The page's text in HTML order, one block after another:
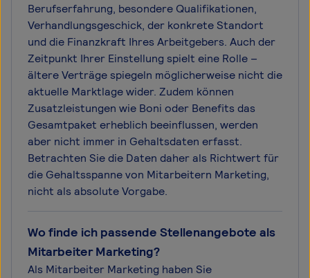
Berufserfahrung, besondere Qualifikationen,
Verhandlungsgeschick, der konkrete Standort
und die Finanzkraft Ihres Arbeitgebers. Auch der
Zeitpunkt Ihrer Einstellung spielt eine Rolle –
ältere Verträge spiegeln möglicherweise nicht die
aktuelle Marktlage wider. Zudem können
Zusatzleistungen wie Boni oder Benefits das
Gesamtpaket erheblich beeinflussen, werden
aber nicht immer in Gehaltsdaten erfasst.
Betrachten Sie die Daten daher als Richtwert für
die Gehaltsspanne von Mitarbeitern Marketing,
nicht als absolute Vorgabe.
Wo finde ich passende Stellenangebote als
Mitarbeiter Marketing?
Als Mitarbeiter Marketing haben Sie